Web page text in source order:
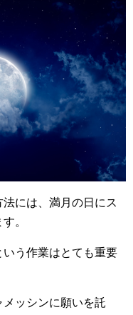
には、満月の日にス
。
う作業はとても重要
ッシンに願いを託